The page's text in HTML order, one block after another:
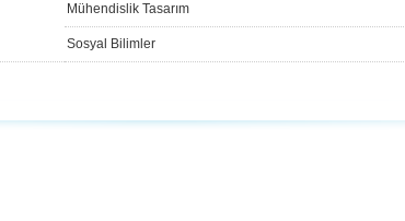
Mühendislik Tasarım
Sosyal Bilimler